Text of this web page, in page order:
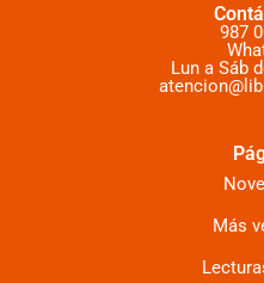
987
Lun a Sáb
Más